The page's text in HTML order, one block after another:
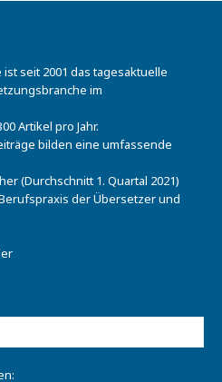
seit 2001 das tagesaktuelle
im
Artikel pro Jahr.
bilden eine umfassende
(Durchschnitt 1. Quartal 2021)
der Übersetzer und